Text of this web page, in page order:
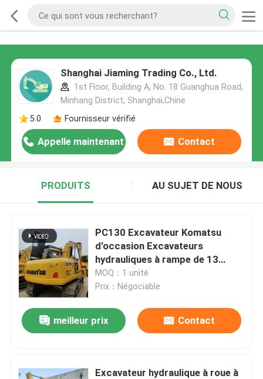
Shanghai Jiaming Trading Co., Ltd.
1st Floor, Building A, No. 18 Guanghua Road,
Minhang District, Shanghai,Chine
5.0
Fournisseur vérifié
Appelle maintenant Contact
PRODUITS AU SUJET DE NOUS
PC130 Excavateur Komatsu
d'occasion Excavateurs
hydrauliques à rampe de 13
tonnes
MOQ：1 unité
Prix：Négociable
meilleur prix Contact
Excavateur hydraulique à roue à